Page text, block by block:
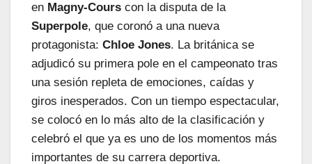
en Magny-Cours con la disputa de la
Superpole, que coronó a una nueva
protagonista: Chloe Jones. La británica se
adjudicó su primera pole en el campeonato tras
una sesión repleta de emociones, caídas y
giros inesperados. Con un tiempo espectacular,
se colocó en lo más alto de la clasificación y
celebró el que ya es uno de los momentos más
importantes de su carrera deportiva.